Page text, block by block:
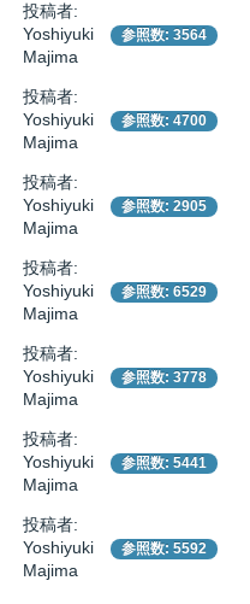
投稿者:
Yoshiyuki
Majima
参照数: 3564
投稿者:
Yoshiyuki
Majima
参照数: 4700
投稿者:
Yoshiyuki
Majima
参照数: 2905
投稿者:
Yoshiyuki
Majima
参照数: 6529
投稿者:
Yoshiyuki
Majima
参照数: 3778
投稿者:
Yoshiyuki
Majima
参照数: 5441
投稿者:
Yoshiyuki
Majima
参照数: 5592